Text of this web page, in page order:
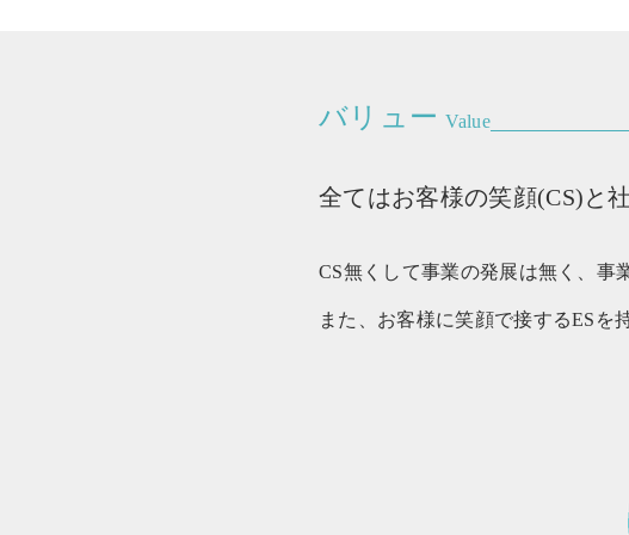
バリュー Value
全てはお客様の笑顔(CS)と
CS無くして事業の発展は無く、事
また、お客様に笑顔で接するESを